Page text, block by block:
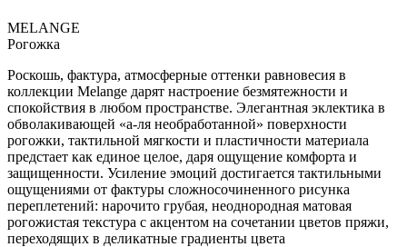
MELANGE
Рогожка
Роскошь, фактура, атмосферные оттенки равновесия в
коллекции Melange дарят настроение безмятежности и
спокойствия в любом пространстве. Элегантная эклектика в
обволакивающей «а-ля необработанной» поверхности
рогожки, тактильной мягкости и пластичности материала
предстает как единое целое, даря ощущение комфорта и
защищенности. Усиление эмоций достигается тактильными
ощущениями от фактуры сложносочиненного рисунка
переплетений: нарочито грубая, неоднородная матовая
рогожистая текстура с акцентом на сочетании цветов пряжи,
переходящих в деликатные градиенты цвета